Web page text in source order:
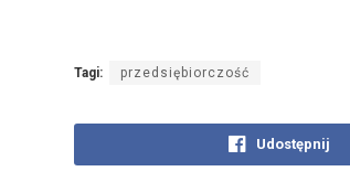
Tagi: przedsiębiorczość
Udostępnij